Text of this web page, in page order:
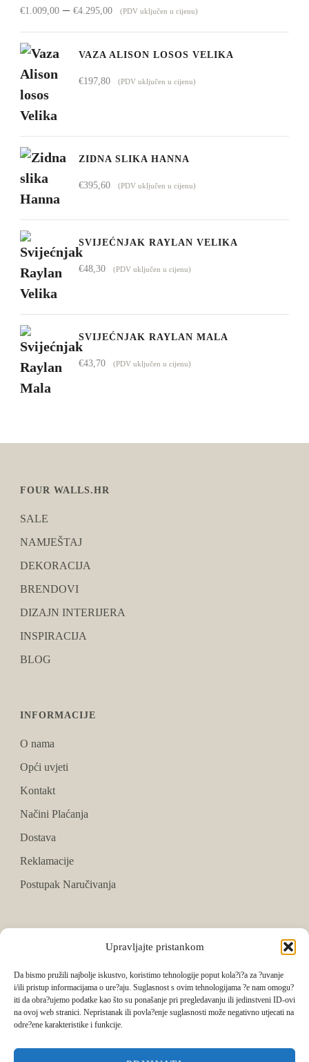
Upravljajte pristankom
Da bismo pružili najbolje iskustvo, koristimo tehnologije poput kola?i?a za ?uvanje
i/ili pristup informacijama o ure?aju. Suglasnost s ovim tehnologijama ?e nam omogu?
iti da obra?ujemo podatke kao što su ponašanje pri pregledavanju ili jedinstveni ID-ovi
na ovoj web stranici. Nepristanak ili povla?enje suglasnosti može negativno utjecati na
odre?ene karakteristike i funkcije.
€1.009,00 – €4.295,00Raspon
cijena:
od
(PDV uključen u cijenu)
VAZA ALISON LOSOS VELIKA
€197,80 (PDV uključen u cijenu)
ZIDNA SLIKA HANNA
€395,60 (PDV uključen u cijenu)
SVIJEĆNJAK RAYLAN VELIKA
€48,30 (PDV uključen u cijenu)
SVIJEĆNJAK RAYLAN MALA
€43,70 (PDV uključen u cijenu)
FOUR WALLS.HR
SALE
NAMJEŠTAJ
DEKORACIJA
BRENDOVI
DIZAJN INTERIJERA
INSPIRACIJA
BLOG
INFORMACIJE
O nama
Opći uvjeti
Kontakt
Načini Plaćanja
Dostava
Reklamacije
Postupak Naručivanja
Instagram
Tik Tok